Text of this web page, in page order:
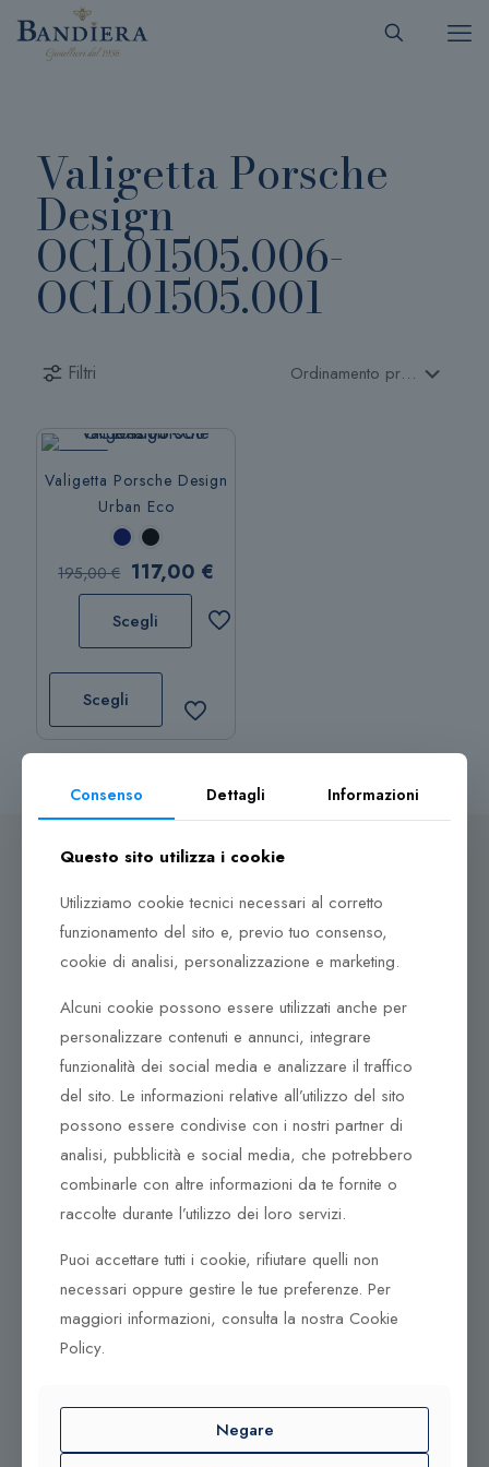
Valigetta Porsche
Design
OCL01505.006-
OCL01505.001
Filtri
Valigetta Porsche Design
Urban Eco
195,00€ Il
prezzo
originale
era:
195,00 €.
117,00 €
attuale
Scegli
Scegli
opzioni
possono
scelte
nella
pagina
prodotto
Dove ci puoi trovare
Corso Italia, 161
Tel. +39 0932 683156
97100 Ragusa RG
Corso Vittorio Emanuele 79/A
Tel. +39 0933 942394
95042 Grammichele CT
© 2025 Gioielleria Bandiera
P.IVA:01235880885 | Sito realizzato da
Consenso Dettagli Informazioni
Questo sito utilizza i cookie
Utilizziamo cookie tecnici necessari al corretto
funzionamento del sito e, previo tuo consenso,
cookie di analisi, personalizzazione e marketing.
Alcuni cookie possono essere utilizzati anche per
personalizzare contenuti e annunci, integrare
funzionalità dei social media e analizzare il traffico
del sito. Le informazioni relative all’utilizzo del sito
possono essere condivise con i nostri partner di
analisi, pubblicità e social media, che potrebbero
combinarle con altre informazioni da te fornite o
raccolte durante l’utilizzo dei loro servizi.
Puoi accettare tutti i cookie, rifiutare quelli non
necessari oppure gestire le tue preferenze. Per
maggiori informazioni, consulta la nostra Cookie
Policy.
Negare